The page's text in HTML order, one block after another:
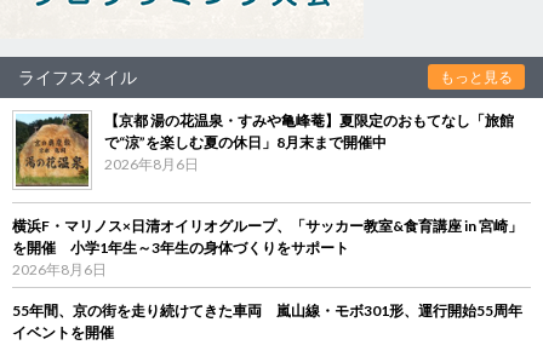
ライフスタイル もっと見る
【京都 湯の花温泉・すみや亀峰菴】夏限定のおもてなし「旅館
で“涼”を楽しむ夏の休日」8月末まで開催中
2026年8月6日
横浜F・マリノス×日清オイリオグループ、「サッカー教室&食育講座 in 宮崎」
を開催 小学1年生～3年生の身体づくりをサポート
2026年8月6日
55年間、京の街を走り続けてきた車両 嵐山線・モボ301形、運行開始55周年
イベントを開催